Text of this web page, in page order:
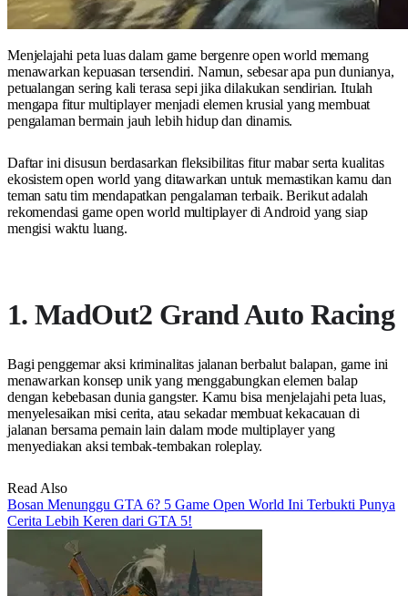
Menjelajahi peta luas dalam game bergenre open world memang
menawarkan kepuasan tersendiri. Namun, sebesar apa pun dunianya,
petualangan sering kali terasa sepi jika dilakukan sendirian. Itulah
mengapa fitur multiplayer menjadi elemen krusial yang membuat
pengalaman bermain jauh lebih hidup dan dinamis.
Daftar ini disusun berdasarkan fleksibilitas fitur mabar serta kualitas
ekosistem open world yang ditawarkan untuk memastikan kamu dan
teman satu tim mendapatkan pengalaman terbaik. Berikut adalah
rekomendasi game open world multiplayer di Android yang siap
mengisi waktu luang.
1. MadOut2 Grand Auto Racing
Bagi penggemar aksi kriminalitas jalanan berbalut balapan, game ini
menawarkan konsep unik yang menggabungkan elemen balap
dengan kebebasan dunia gangster. Kamu bisa menjelajahi peta luas,
menyelesaikan misi cerita, atau sekadar membuat kekacauan di
jalanan bersama pemain lain dalam mode multiplayer yang
menyediakan aksi tembak-tembakan roleplay.
Read Also
Bosan Menunggu GTA 6? 5 Game Open World Ini Terbukti Punya
Cerita Lebih Keren dari GTA 5!